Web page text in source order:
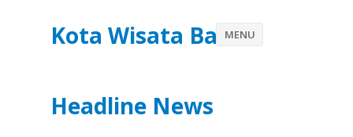
Kota Wisata Batu
Headline News
MENU